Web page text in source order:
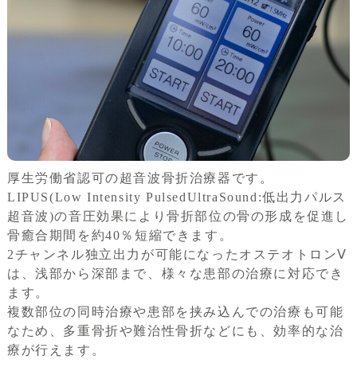
厚生労働省認可の超音波骨折治療器です。
LIPUS(Low Intensity PulsedUltraSound:低出力パルス
超音波)の音圧効果により骨折部位の骨の形成を促進し
骨癒合期間を約40％短縮できます。
2チャンネル独立出力が可能になったオステオトロンⅤ
は、浅部から深部まで、様々な患部の治療に対応でき
ます。
複数部位の同時治療や患部を挟み込んでの治療も可能
なため、多重骨折や難治性骨折などにも、効率的な治
療が行えます。